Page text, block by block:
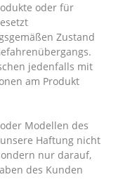
oder für
Zustand
jedenfalls mit
am Produkt
Modellen des
Haftung nicht
nur darauf,
des Kunden